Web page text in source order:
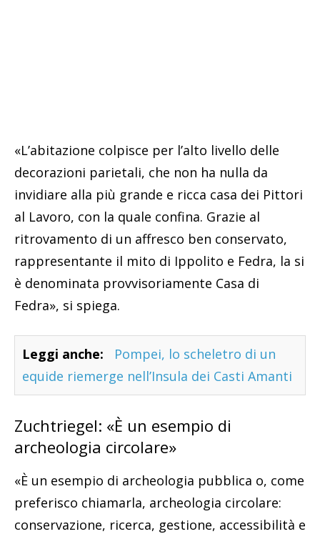
«L’abitazione colpisce per l’alto livello delle
decorazioni parietali, che non ha nulla da
invidiare alla più grande e ricca casa dei Pittori
al Lavoro, con la quale confina. Grazie al
ritrovamento di un affresco ben conservato,
rappresentante il mito di Ippolito e Fedra, la si
è denominata provvisoriamente Casa di
Fedra», si spiega.
Leggi anche:
Pompei, lo scheletro di un
equide riemerge nell’Insula dei Casti Amanti
Zuchtriegel: «È un esempio di
archeologia circolare»
«È un esempio di archeologia pubblica o, come
preferisco chiamarla, archeologia circolare:
conservazione, ricerca, gestione, accessibilità e